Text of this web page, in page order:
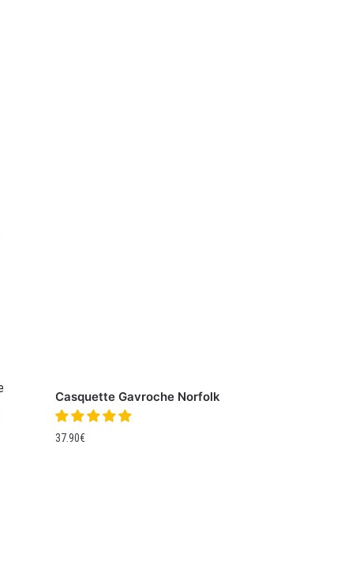
Casquette Gavroche Norfolk
37.90€